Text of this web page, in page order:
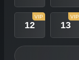
12
VIP
13
VIP